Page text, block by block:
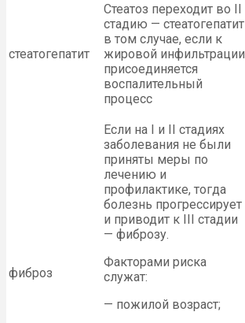
стеатогепатит
Стеатоз переходит во II
стадию — стеатогепатит
в том случае, если к
жировой инфильтрации
присоединяется
воспалительный
процесс
фиброз
Если на I и II стадиях
заболевания не были
приняты меры по
лечению и
профилактике, тогда
болезнь прогрессирует
и приводит к III стадии
— фиброзу.
Факторами риска
служат:
— пожилой возраст;